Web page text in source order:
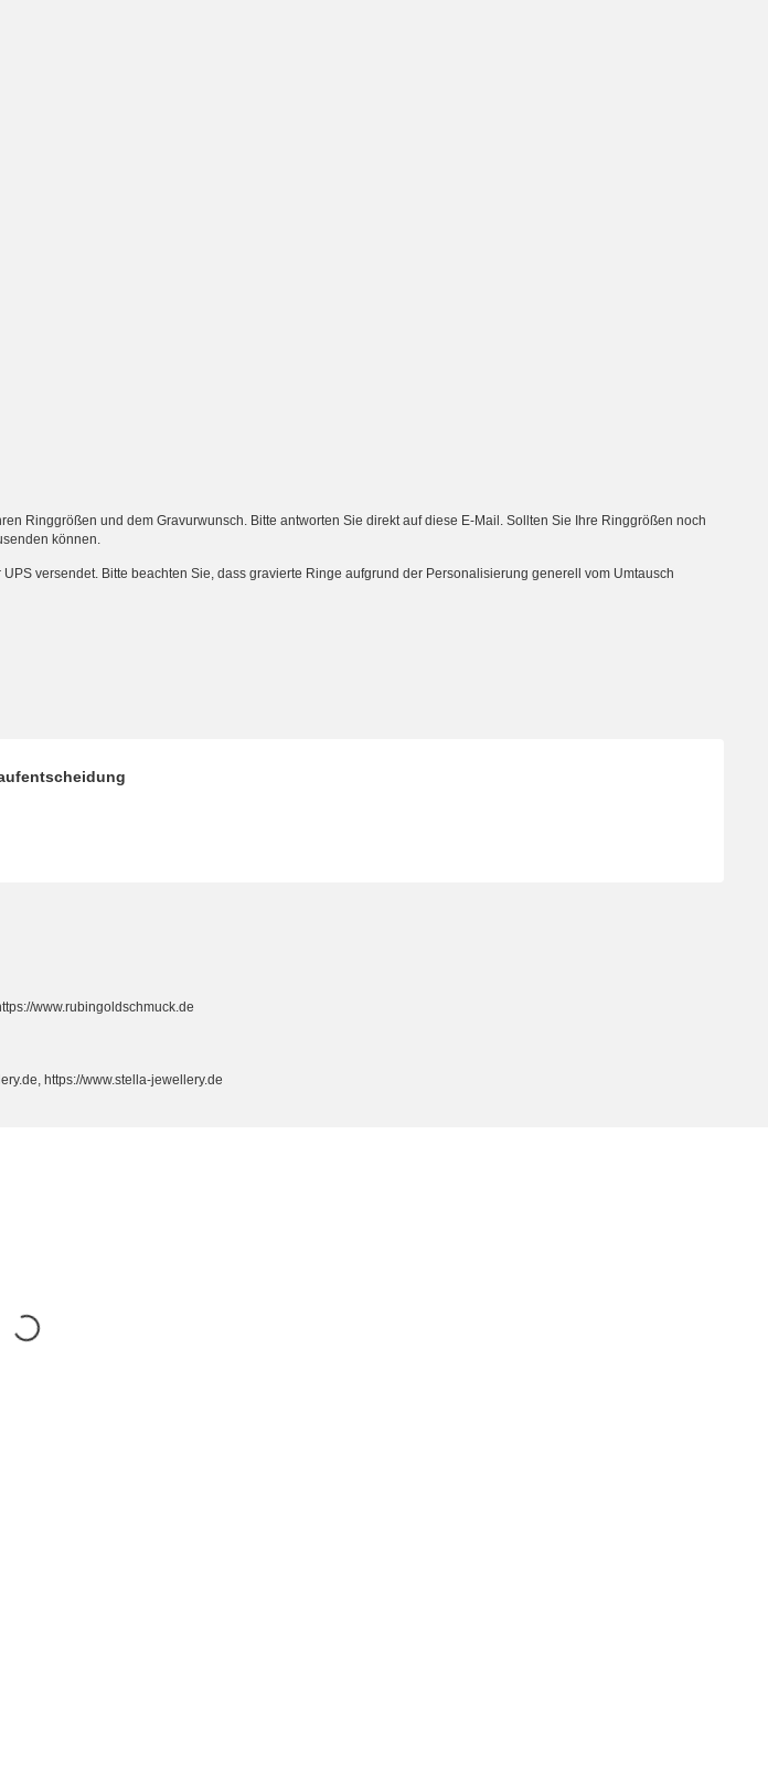
Ringgrößen und dem Gravurwunsch. Bitte antworten Sie direkt auf diese E-Mail. Sollten Sie Ihre Ringgrößen noch
können.
versendet. Bitte beachten Sie, dass gravierte Ringe aufgrund der Personalisierung generell vom Umtausch
www.rubingoldschmuck.de
https://www.stella-jewellery.de